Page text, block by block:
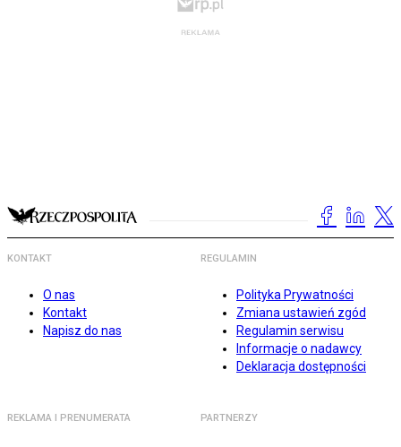
KONTAKT
O nas
Kontakt
Napisz do nas
REGULAMIN
Polityka Prywatności
Zmiana ustawień zgód
Regulamin serwisu
Informacje o nadawcy
Deklaracja dostępności
REKLAMA I PRENUMERATA PARTNERZY